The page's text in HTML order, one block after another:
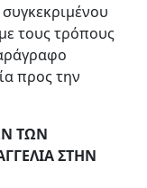
τους τρόπους
προς την
ΤΩΝ
ΣΤΗΝ